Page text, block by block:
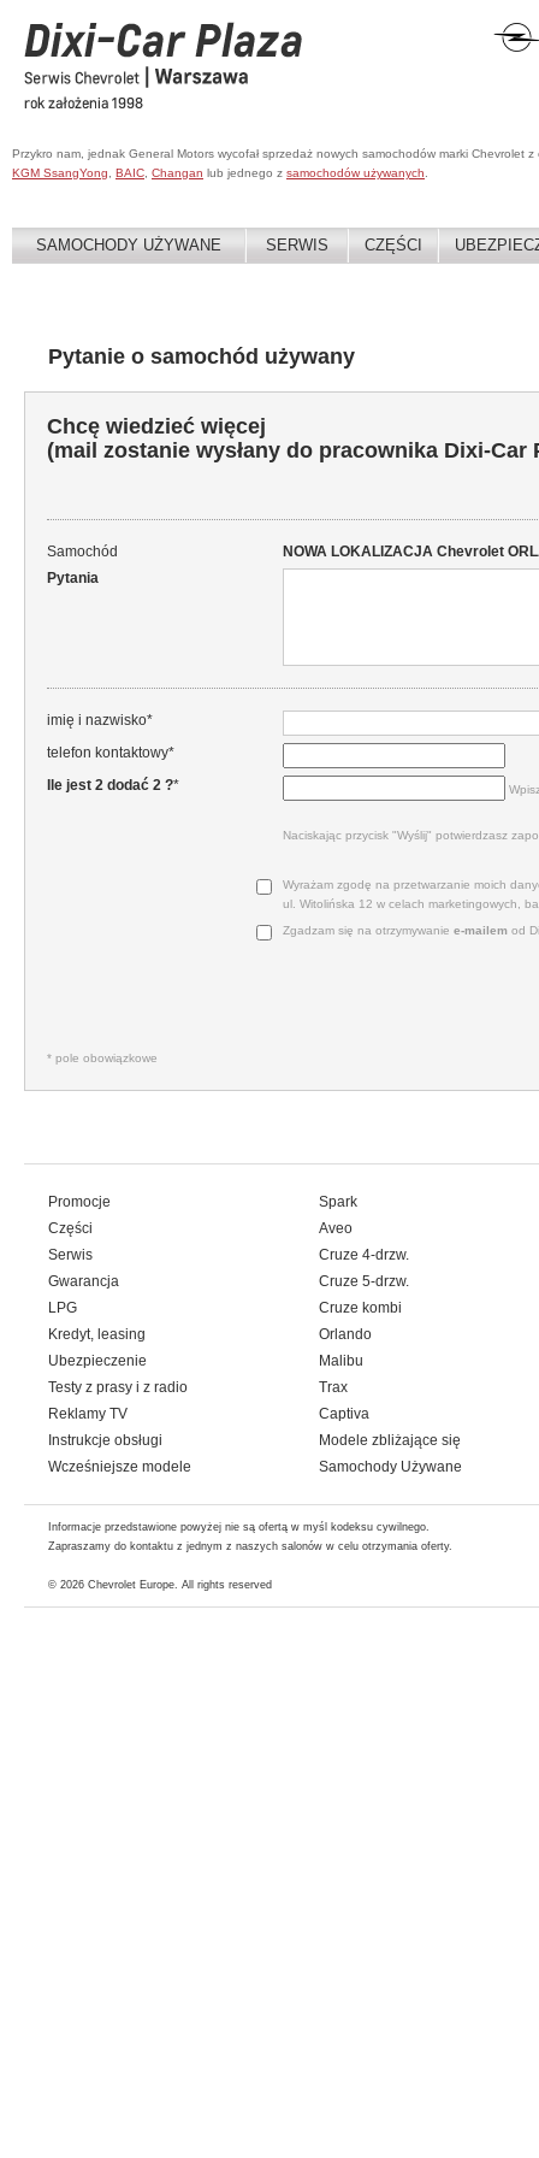
Przykro nam, jednak General Motors wycofał sprzedaż nowych samochodów marki Chevrolet
KGM SsangYong
BAIC Changan lub jednego z samochodów używanych
SAMOCHODY UŻYWANE SERWIS CZĘŚCI
Pytanie o samochód używany
Chcę wiedzieć więcej
(mail zostanie wysłany do pracownika Dixi-Car
Samochód
NOWA LOKALIZACJA Chevrolet
Pytania
imię i nazwisko*
telefon kontaktowy*
Ile jest 2 dodać 2 ?*
Naciskając przycisk "Wyślij" potwierdzasz
Wyrażam zgodę na przetwarzanie moich
ul. Witolińska 12 w celach marketingowych,
Zgadzam się na otrzymywanie e‑mailem od
* pole obowiązkowe
Promocje
Części
Serwis
Gwarancja
LPG
Kredyt, leasing
Ubezpieczenie
Testy z prasy i z radio
Reklamy TV
Instrukcje obsługi
Wcześniejsze modele
Spark
Aveo
Cruze 4-drzw.
Cruze 5-drzw.
Cruze kombi
Orlando
Malibu
Trax
Captiva
Modele zbliżające się
Samochody Używane
Informacje przedstawione powyżej nie są ofertą w myśl kodeksu cywilnego.
Zapraszamy do kontaktu z jednym z naszych salonów w celu otrzymania oferty.
© 2026 Chevrolet Europe. All rights reserved